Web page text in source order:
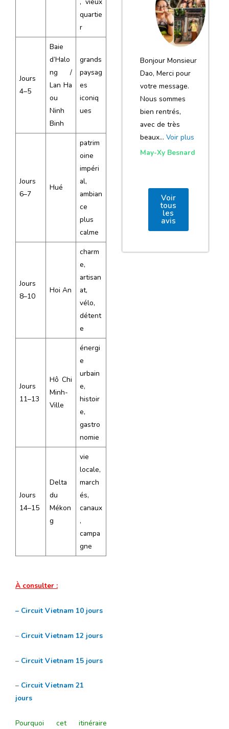
quartie
r
Jours
4–5
Baie
d’Halo
ng /
Lan Ha
ou
Ninh
Binh
grands
paysag
es
iconiq
ues
Jours
6–7
Hué
patrim
oine
impéri
al,
ambian
ce
plus
calme
Jours
8–10
Hoi An
charm
e,
artisan
at,
vélo,
détent
e
Jours
11–13
Hô Chi
Minh-
Ville
énergi
e
urbain
e,
histoir
e,
gastro
nomie
Jours
14–15
Delta
du
Mékon
g
vie
locale,
march
és,
canaux
,
campa
gne
À consulter :
– Circuit Vietnam 10 jours
– Circuit Vietnam 12 jours
– Circuit Vietnam 15 jours
– Circuit Vietnam 21
jours
Pourquoi cet itinéraire
notre voyage
et de votre
agence
Bonjour Monsieur
Dao, Merci pour
votre message.
Nous sommes
bien rentrés,
avec de très
beaux… Voir plus
May-Xy Besnard
Voir
tous
les
avis